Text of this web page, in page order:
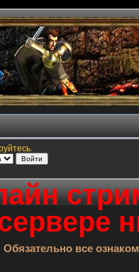
.
Обязательно все